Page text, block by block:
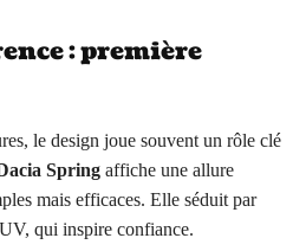
: première
le design joue souvent un rôle clé
Spring affiche une allure
mais efficaces. Elle séduit par
qui inspire confiance.